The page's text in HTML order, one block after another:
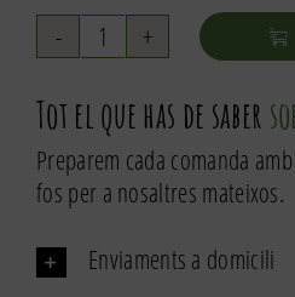
quantitat
Ginebró
Tot el que has de saber
Preparem cada comanda
fos per a nosaltres mateixos.
Enviaments a domicili